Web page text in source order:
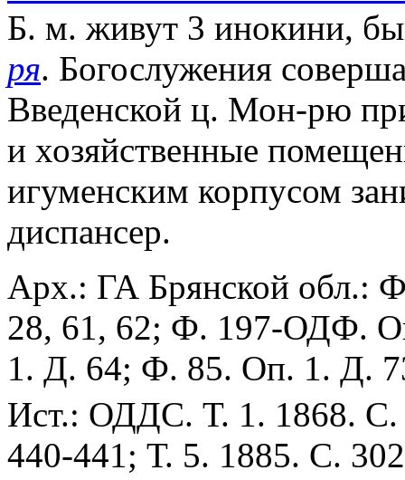
Б. м. живут 3 инокини,
ря. Богослужения
Введенской ц. Мон-рю
и хозяйственные
игуменским корпусом
диспансер.
Арх.: ГА Брянской обл.:
28, 61, 62; Ф. 197-ОДФ.
1. Д. 64; Ф. 85. Оп. 1. Д.
Ист.: ОДДС. Т. 1. 1868. С.
440-441; Т. 5. 1885. С.